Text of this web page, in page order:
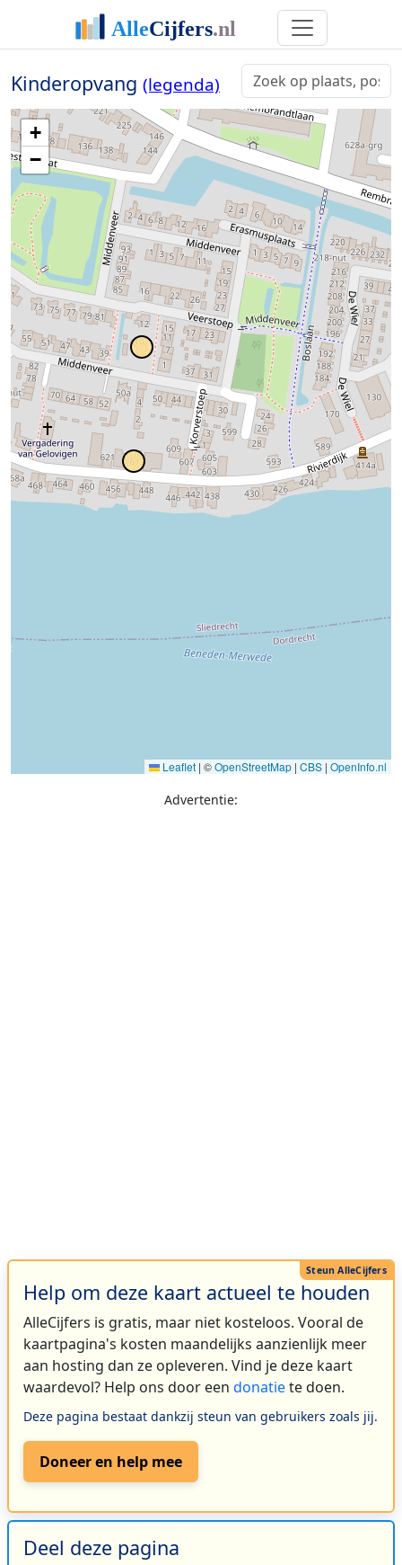
Kinderopvang (legenda)
+
−
Leaflet | ©OpenStreetMap | CBS | OpenInfo.nl
Advertentie:
Help om deze kaart actueel te houden
AlleCijfers is gratis, maar niet kosteloos. Vooral de
kaartpagina's kosten maandelijks aanzienlijk meer
aan hosting dan ze opleveren. Vind je deze kaart
waardevol? Help ons door een donatiete doen.
Deze pagina bestaat dankzij steun van gebruikers zoals jij.
Doneer en help mee
Deel deze pagina